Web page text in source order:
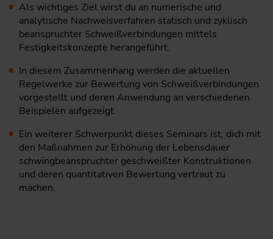
Als wichtiges Ziel wirst du an numerische und
analytische Nachweisverfahren statisch und zyklisch
beanspruchter Schweißverbindungen mittels
Festigkeitskonzepte herangeführt.
In diesem Zusammenhang werden die aktuellen
Regelwerke zur Bewertung von Schweißverbindungen
vorgestellt und deren Anwendung an verschiedenen
Beispielen aufgezeigt.
Ein weiterer Schwerpunkt dieses Seminars ist, dich mit
den Maßnahmen zur Erhöhung der Lebensdauer
schwingbeanspruchter geschweißter Konstruktionen
und deren quantitativen Bewertung vertraut zu
machen.